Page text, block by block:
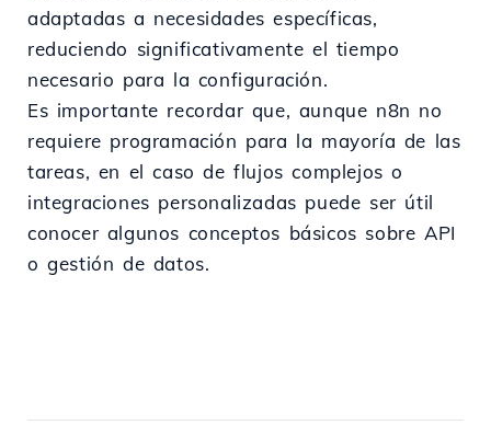
adaptadas a necesidades específicas,
reduciendo significativamente el tiempo
necesario para la configuración.
Es importante recordar que, aunque n8n no
requiere programación para la mayoría de las
tareas, en el caso de flujos complejos o
integraciones personalizadas puede ser útil
conocer algunos conceptos básicos sobre API
o gestión de datos.